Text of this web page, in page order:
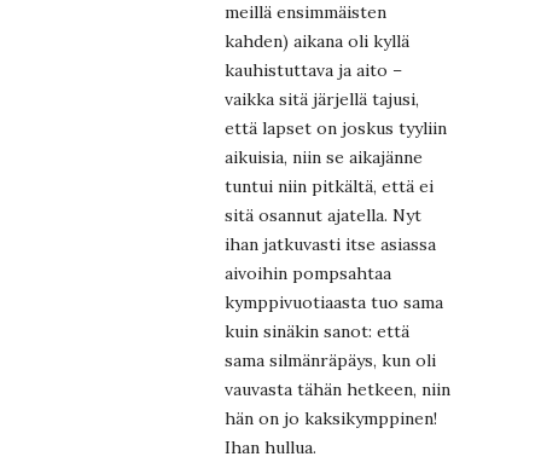
meillä ensimmäisten
kahden) aikana oli kyllä
kauhistuttava ja aito –
vaikka sitä järjellä tajusi,
että lapset on joskus tyyliin
aikuisia, niin se aikajänne
tuntui niin pitkältä, että ei
sitä osannut ajatella. Nyt
ihan jatkuvasti itse asiassa
aivoihin pompsahtaa
kymppivuotiaasta tuo sama
kuin sinäkin sanot: että
sama silmänräpäys, kun oli
vauvasta tähän hetkeen, niin
hän on jo kaksikymppinen!
Ihan hullua.